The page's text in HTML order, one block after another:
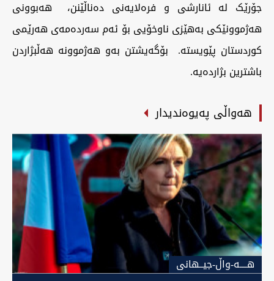
جۆرێک لە ئانارشی و فرەلایەنی دەناڵێنن، هەبوونی
هەژموونێکی بەهێزی ناوخۆیی بۆ ئه‌م سه‌رده‌مه‌ی هه‌رێمی
كوردستان پێویستە. بۆگەیشتن بەو هەژموونه‌ هه‌ڵبژاردن
باشترین بژارده‌یه‌.
هەواڵی پەیوەندیدار
هــــه-واڵ-جیــهانى